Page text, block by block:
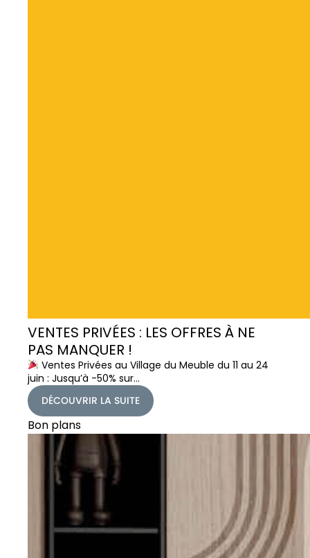
VENTES PRIVÉES : LES OFFRES À NE
PAS MANQUER !
Ventes Privées au Village du Meuble du 11 au 24
juin : Jusqu’à -50% sur…
DÉCOUVRIR LA SUITE
Bon plans